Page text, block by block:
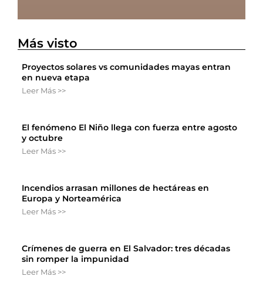
Más visto
Proyectos solares vs comunidades mayas entran
en nueva etapa
Leer Más >>
El fenómeno El Niño llega con fuerza entre agosto
y octubre
Leer Más >>
Incendios arrasan millones de hectáreas en
Europa y Norteamérica
Leer Más >>
Crímenes de guerra en El Salvador: tres décadas
sin romper la impunidad
Leer Más >>